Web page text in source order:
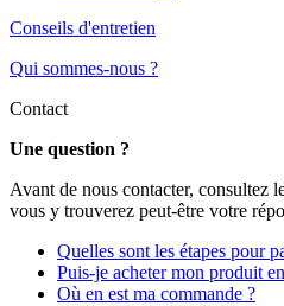
Conseils d'entretien
Qui sommes-nous ?
Contact
Une question ?
Avant de nous contacter, consultez
vous y trouverez peut-être votre
Quelles sont les étapes pour
Puis-je acheter mon produit
Où en est ma commande ?